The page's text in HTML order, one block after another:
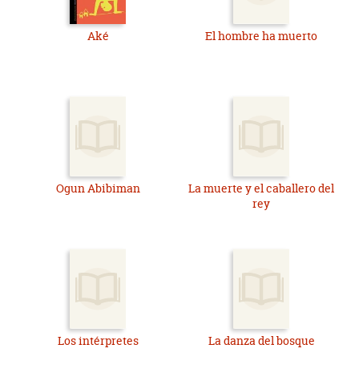
Aké El hombre ha muerto
Ogun Abibiman
La muerte y el caballero del
rey
Los intérpretes La danza del bosque